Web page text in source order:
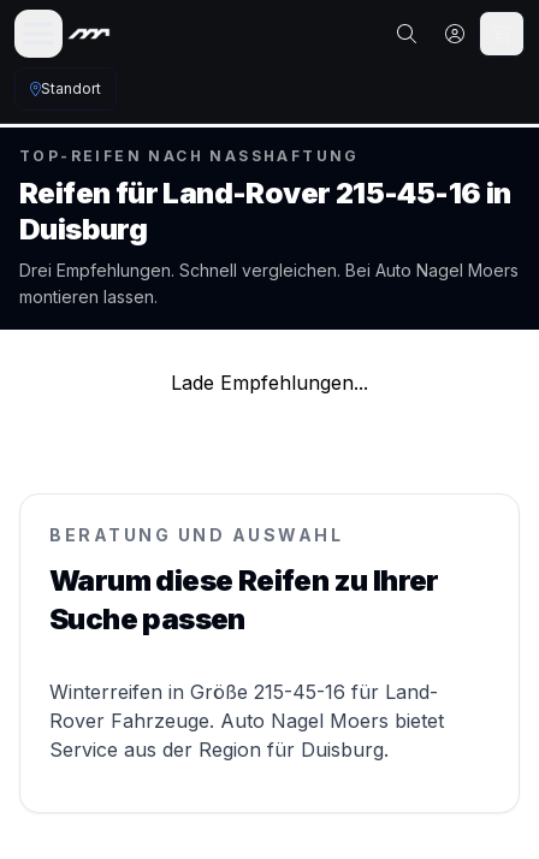
Standort
TOP-REIFEN NACH NASSHAFTUNG
Reifen fürLand-Rover 215-45-16 in
Duisburg
Drei Empfehlungen. Schnell vergleichen. Bei Auto Nagel Moers
montieren lassen.
Lade Empfehlungen...
BERATUNG UND AUSWAHL
Warum diese Reifen zu Ihrer
Suche passen
Winterreifen in Größe 215-45-16 für Land-
Rover Fahrzeuge. Auto Nagel Moers bietet
Service aus der Region für Duisburg.